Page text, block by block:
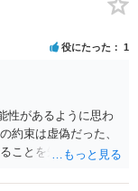
となるかと思われま
ので弁護士を立てる
役にたった 1
性があるように思わ
約束は虚偽だった、
ことを知って行為に
にならないように思